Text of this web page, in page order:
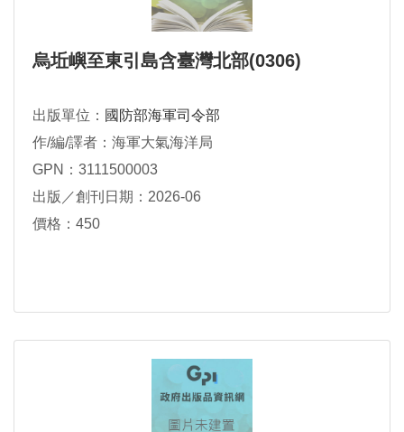
烏坵嶼至東引島含臺灣北部(0306)
出版單位： 國防部海軍司令部
作/編/譯者：海軍大氣海洋局
GPN：3111500003
出版／創刊日期：2026-06
價格：450